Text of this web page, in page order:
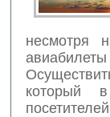
несмотря
который